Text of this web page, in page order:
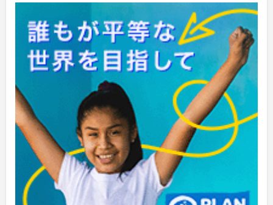
2024年5月 (4)
2024年2月 (1)
2023年8月 (1)
2023年5月 (2)
2023年4月
2022年1月